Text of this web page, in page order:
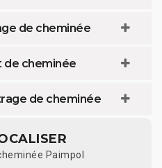
de cheminée
de cheminée
de cheminée
Paimpol